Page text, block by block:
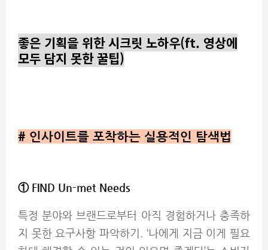
좋은 기획을 위한 시크릿 노하우(ft. 영상에
모두 담지 못한 꿀팁)
# 인사이트를 포착하는 실용적인 탐색법
① FIND Un-met Needs
특정 분야와 브랜드로부터 아직 경험하거나 충족하
지 못한 요구사항 파악하기. ‘나에게 지금 이게 필요